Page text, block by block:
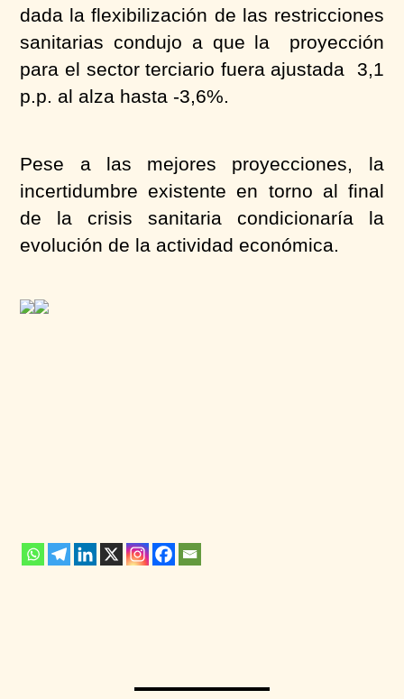
dada la flexibilización de las restricciones
sanitarias condujo a que la proyección
para el sector terciario fuera ajustada 3,1
p.p. al alza hasta -3,6%.
Pese a las mejores proyecciones, la
incertidumbre existente en torno al final
de la crisis sanitaria condicionaría la
evolución de la actividad económica.